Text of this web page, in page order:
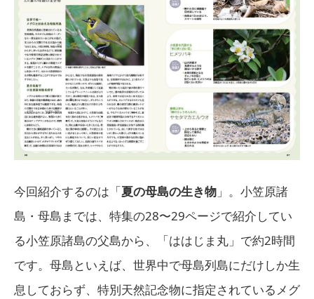
今回紹介するのは「夏の母島の生き物 」。小笠原諸
島・母島までは、特集の28〜29ページで紹介してい
る小笠原諸島の父島から、「ははじま丸」で約2時間
です。母島といえば、世界中で母島列島にだけしか生
息しておらず、特別天然記念物に指定されているメグ